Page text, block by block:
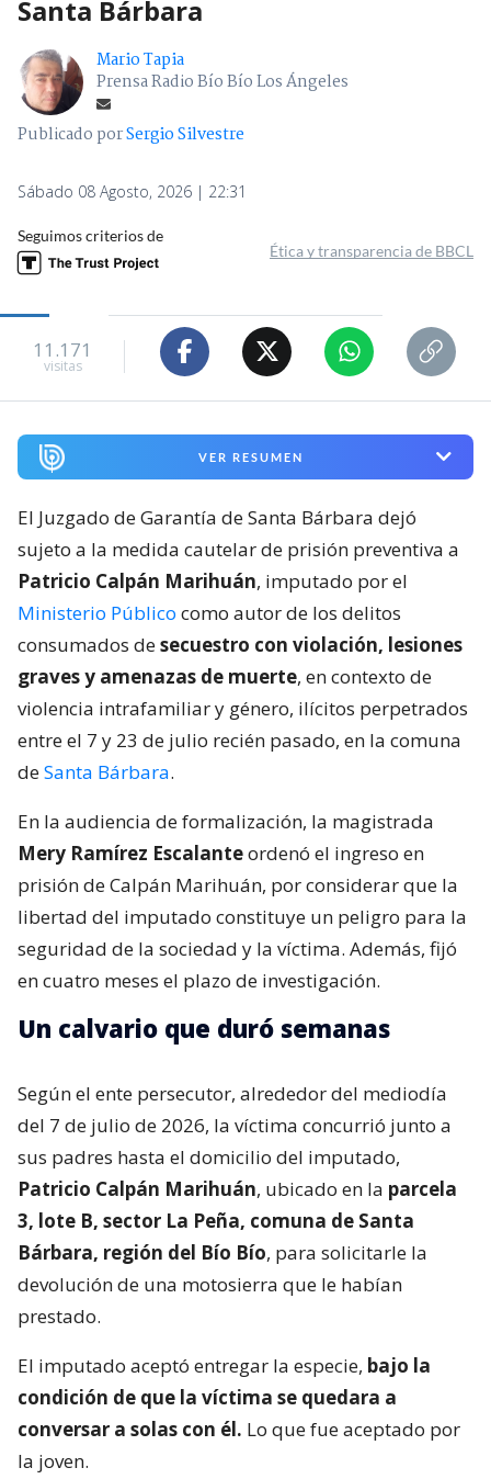
Santa Bárbara
Mario Tapia
Prensa Radio Bío Bío Los Ángeles
Publicado porSergio Silvestre
Sábado 08 Agosto, 2026 | 22:31
Seguimos criterios de
Ética y transparencia de BBCL
11.171
visitas
VER RESUMEN
El Juzgado de Garantía de Santa Bárbara dejó
sujeto a la medida cautelar de prisión preventiva a
Patricio Calpán Marihuán, imputado por el
Ministerio Público como autor de los delitos
consumados desecuestro con violación, lesiones
graves y amenazas de muerte, en contexto de
violencia intrafamiliar y género, ilícitos perpetrados
entre el 7 y 23 de julio recién pasado, en la comuna
deSanta Bárbara.
En la audiencia de formalización, la magistrada
Mery Ramírez Escalanteordenó el ingreso en
prisión de Calpán Marihuán, por considerar que la
libertad del imputado constituye un peligro para la
seguridad de la sociedad y la víctima. Además, fijó
en cuatro meses el plazo de investigación.
Un calvario que duró semanas
Según el ente persecutor, alrededor del mediodía
del 7 de julio de 2026, la víctima concurrió junto a
sus padres hasta el domicilio del imputado,
Patricio Calpán Marihuán, ubicado en la parcela
3, lote B, sector La Peña, comuna de Santa
Bárbara, región del Bío Bío, para solicitarle la
devolución de una motosierra que le habían
prestado.
El imputado aceptó entregar la especie, bajo la
condición de que la víctima se quedara a
conversar a solas con él. Lo que fue aceptado por
la joven.